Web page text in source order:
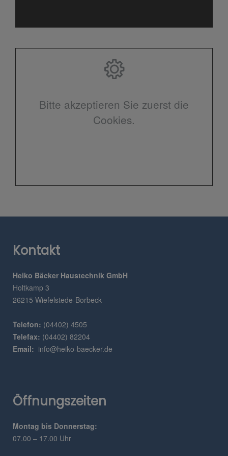
Bitte akzeptieren Sie zuerst die
Cookies.
Kontakt
Heiko Bäcker Haustechnik GmbH
Holtkamp 3
26215 Wiefelstede-Borbeck
Telefon: (04402) 4505
Telefax: (04402) 82204
Email: info@heiko-baecker.de
Öffnungszeiten
Montag bis Donnerstag:
07.00 – 17.00 Uhr